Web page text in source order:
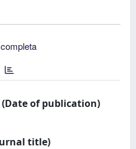
of publication)
title)